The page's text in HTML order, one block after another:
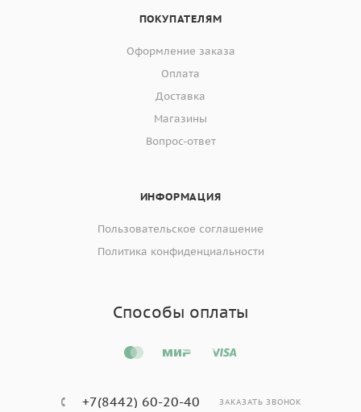
ПОКУПАТЕЛЯМ
Оформление заказа
Оплата
Доставка
Магазины
Вопрос-ответ
ИНФОРМАЦИЯ
Пользовательское соглашение
Политика конфиденциальности
Способы оплаты
+7(8442) 60-20-40 ЗАКАЗАТЬ ЗВОНОК